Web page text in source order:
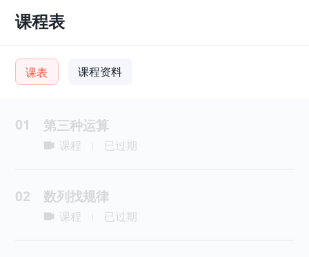
课程表
课表 课程资料
01 第三种运算
课程 已过期
02 数列找规律
课程 已过期